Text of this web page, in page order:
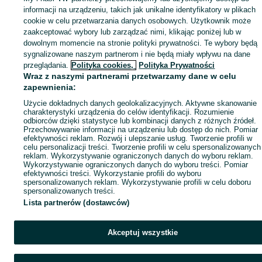
Popularne wyszukiwania
informacji na urządzeniu, takich jak unikalne identyfikatory w plikach
cookie w celu przetwarzania danych osobowych. Użytkownik może
zaakceptować wybory lub zarządzać nimi, klikając poniżej lub w
dowolnym momencie na stronie polityki prywatności. Te wybory będą
sygnalizowane naszym partnerom i nie będą miały wpływu na dane
przeglądania. Polityka cookies, Polityka Prywatności
Wraz z naszymi partnerami przetwarzamy dane w celu
zapewnienia:
Użycie dokładnych danych geolokalizacyjnych. Aktywne skanowanie
charakterystyki urządzenia do celów identyfikacji. Rozumienie
odbiorców dzięki statystyce lub kombinacji danych z różnych źródeł.
Przechowywanie informacji na urządzeniu lub dostęp do nich. Pomiar
efektywności reklam. Rozwój i ulepszanie usług. Tworzenie profili w
celu personalizacji treści. Tworzenie profili w celu spersonalizowanych
reklam. Wykorzystywanie ograniczonych danych do wyboru reklam.
Wykorzystywanie ograniczonych danych do wyboru treści. Pomiar
efektywności treści. Wykorzystanie profili do wyboru
spersonalizowanych reklam. Wykorzystywanie profili w celu doboru
spersonalizowanych treści.
Lista partnerów (dostawców)
Akceptuj wszystkie